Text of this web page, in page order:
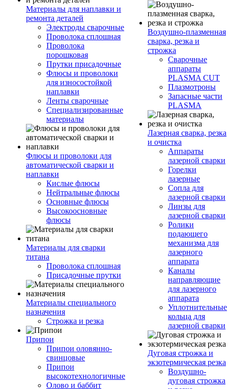
Материалы для наплавки и
ремонта деталей
Электроды сварочные
Проволока сплошная
Проволока
порошковая
Прутки присадочные
Флюсы и проволоки
для износостойкой
наплавки
Ленты сварочные
Специализированные
материалы
Флюсы и проволоки для
автоматической сварки и
наплавки
Кислые флюсы
Нейтральные флюсы
Основные флюсы
Высокоосновные
флюсы
Материалы для сварки
титана
Проволока сплошная
Присадочные прутки
Материалы специального
назначения
Строжка и резка
Припои
Припои оловянно-
свинцовые
Припои
высокотехнологичные
Олово и баббит
Воздушно-плазменная
сварка, резка и
строжка
Сварочные
аппараты
PLASMA CUT
Плазмотроны
Запасные части
PLASMA
Лазерная сварка, резка
и очистка
Аппараты
лазерной сварки
Горелки
лазерные
Сопла для
лазерной сварки
Линзы для
лазерной сварки
Ролики
подающего
механизма для
лазерного
аппарата
Каналы
направляющие
для лазерного
аппарата
Уплотнительные
кольца для
лазерной сварки
Дуговая строжка и
экзотермическая резка
Воздушно-
дуговая строжка